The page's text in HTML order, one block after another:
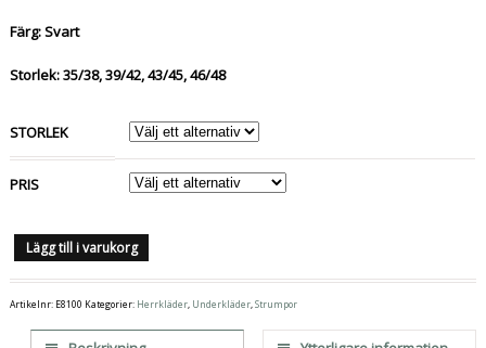
Färg: Svart
Storlek: 35/38, 39/42, 43/45, 46/48
STORLEK
PRIS
Lägg till i varukorg
Artikelnr: E8100 Kategorier: Herrkläder, Underkläder,Strumpor